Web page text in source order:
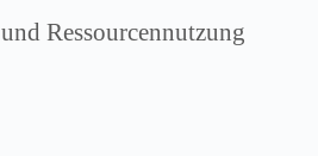
Ressourcennutzung